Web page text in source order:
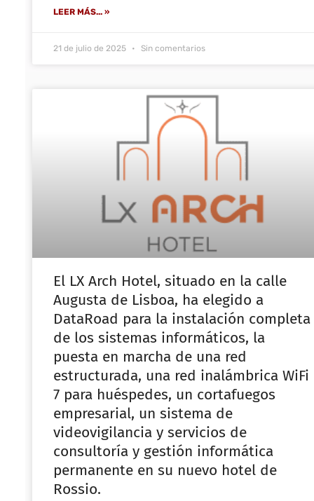
LEER MÁS... »
21 de julio de 2025 Sin comentarios
El LX Arch Hotel, situado en la calle
Augusta de Lisboa, ha elegido a
DataRoad para la instalación completa
de los sistemas informáticos, la
puesta en marcha de una red
estructurada, una red inalámbrica WiFi
7 para huéspedes, un cortafuegos
empresarial, un sistema de
videovigilancia y servicios de
consultoría y gestión informática
permanente en su nuevo hotel de
Rossio.